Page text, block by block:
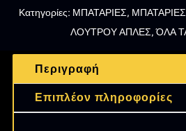
12060-
ΑΝΑΜΕΙΚΤΙΚΗ
ΜΠΑΤΑΡΙΑ
ΝΤΟΥΖΙΕΡΑΣ
ΠΛΗΡΕΣ
Κατηγορίες: ΜΠΑΤΑΡΙΕΣ,
ΛΟΥΤΡΟΥ ΑΠΛΕΣ,ΌΛΑ
Περιγραφή
Επιπλέον πληροφορίες